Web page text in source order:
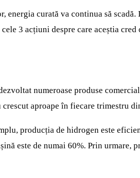
energia curată va continua să
3 acțiuni despre care aceștia
numeroase produse
crescut aproape în fiecare trimestru
producția de hidrogen este
este de numai 60%. Prin urmare,